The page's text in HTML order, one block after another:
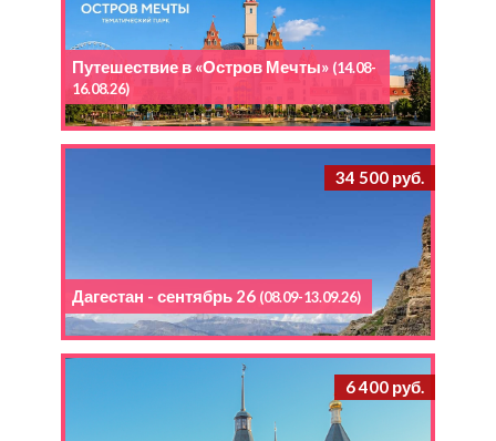
Путешествие в «Остров Мечты» (14.08-
16.08.26)
34 500 руб.
Дагестан - сентябрь 26 (08.09-13.09.26)
6 400 руб.